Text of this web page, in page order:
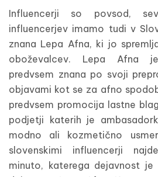
Influencerji so povsod,
influencerjev imamo tudi v
znana Lepa Afna, ki jo
oboževalcev. Lepa Afna
predvsem znana po svoji
objavami kot se za afno
predvsem promocija lastne
podjetji katerih je
modno ali kozmetično
slovenskimi influencerji
minuto, katerega dejavnost